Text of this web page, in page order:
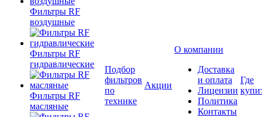
Фильтры RF
воздушные
Фильтры RF
гидравлические
Фильтры RF
масляные
Подбор
фильтров
по
технике
Акции
О компании
Доставка
и оплата
Лицензии
Политика
Контакты
Где